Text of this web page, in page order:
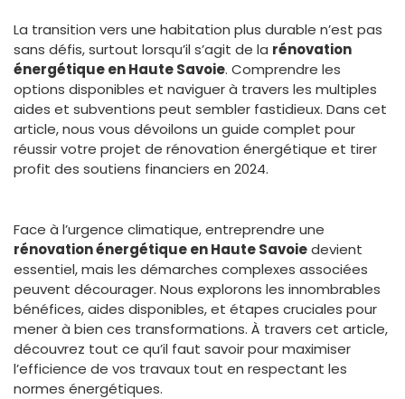
La transition vers une habitation plus durable n’est pas
sans défis, surtout lorsqu’il s’agit de la rénovation
énergétique en Haute Savoie. Comprendre les
options disponibles et naviguer à travers les multiples
aides et subventions peut sembler fastidieux. Dans cet
article, nous vous dévoilons un guide complet pour
réussir votre projet de rénovation énergétique et tirer
profit des soutiens financiers en 2024.
Face à l’urgence climatique, entreprendre une
rénovation énergétique en Haute Savoiedevient
essentiel, mais les démarches complexes associées
peuvent décourager. Nous explorons les innombrables
bénéfices, aides disponibles, et étapes cruciales pour
mener à bien ces transformations. À travers cet article,
découvrez tout ce qu’il faut savoir pour maximiser
l’efficience de vos travaux tout en respectant les
normes énergétiques.